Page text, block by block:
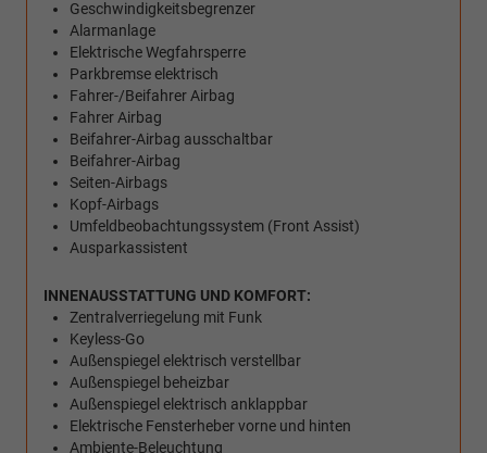
Geschwindigkeitsbegrenzer
Alarmanlage
Elektrische Wegfahrsperre
Parkbremse elektrisch
Fahrer-/Beifahrer Airbag
Fahrer Airbag
Beifahrer-Airbag ausschaltbar
Beifahrer-Airbag
Seiten-Airbags
Kopf-Airbags
Umfeldbeobachtungssystem (Front Assist)
Ausparkassistent
INNENAUSSTATTUNG UND KOMFORT:
Zentralverriegelung mit Funk
Keyless-Go
Außenspiegel elektrisch verstellbar
Außenspiegel beheizbar
Außenspiegel elektrisch anklappbar
Elektrische Fensterheber vorne und hinten
Ambiente-Beleuchtung